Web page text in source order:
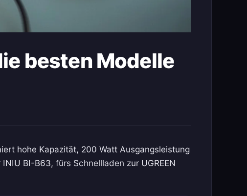
besten Modelle
hohe Kapazität, 200 Watt Ausgangsleistung
BI-B63, fürs Schnellladen zur UGREEN